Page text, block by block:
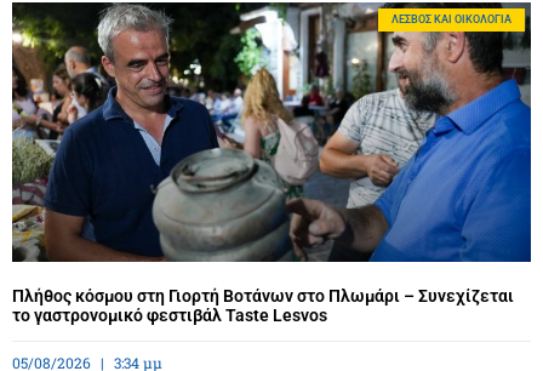
ΛΈΣΒΟΣ ΚΑΙ ΟΙΚΟΛΟΓΊΑ
Πλήθος κόσμου στη Γιορτή Βοτάνων στο Πλωμάρι – Συνεχίζεται
το γαστρονομικό φεστιβάλ Taste Lesvos
05/08/2026 3:34 μμ